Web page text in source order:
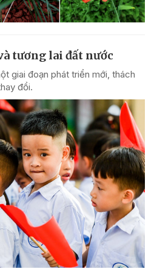
tương lai đất nước
giai đoạn phát triển mới, thách
đổi.